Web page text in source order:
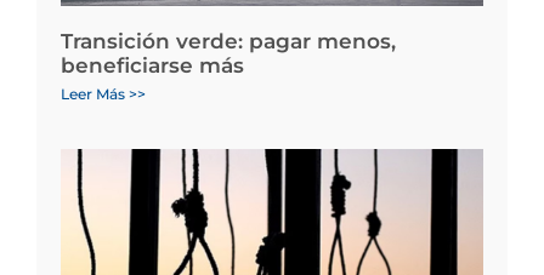
Transición verde: pagar menos,
beneficiarse más
Leer Más >>